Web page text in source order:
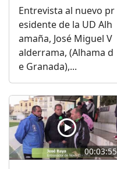
Entrevista al nuevo pr
esidente de la UD Alh
amaña, José Miguel V
alderrama, (Alhama d
e Granada),...
00:03:55